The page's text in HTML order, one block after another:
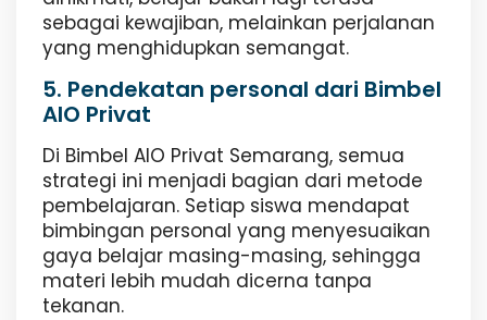
sebagai kewajiban, melainkan perjalanan
yang menghidupkan semangat.
5. Pendekatan personal dari Bimbel
AIO Privat
Di Bimbel AIO Privat Semarang, semua
strategi ini menjadi bagian dari metode
pembelajaran. Setiap siswa mendapat
bimbingan personal yang menyesuaikan
gaya belajar masing-masing, sehingga
materi lebih mudah dicerna tanpa
tekanan.